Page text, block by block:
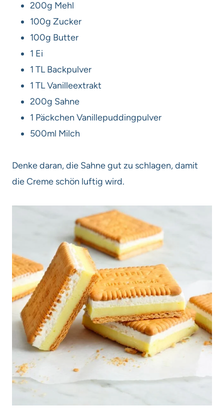
200g Mehl
100g Zucker
100g Butter
1 Ei
1 TL Backpulver
1 TL Vanilleextrakt
200g Sahne
1 Päckchen Vanillepuddingpulver
500ml Milch
Denke daran, die Sahne gut zu schlagen, damit
die Creme schön luftig wird.